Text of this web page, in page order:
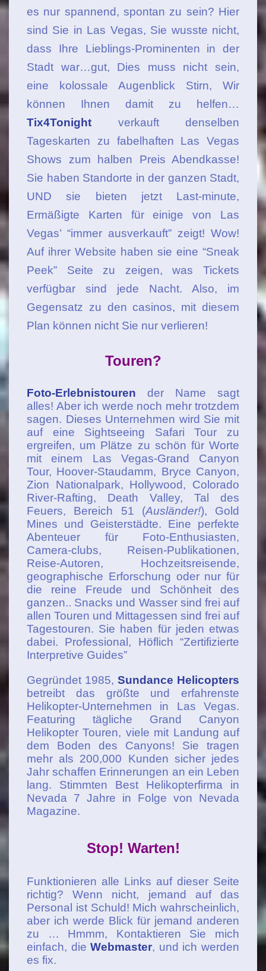
es nur spannend, spontan zu sein? Hier
sind Sie in Las Vegas, Sie wusste nicht,
dass Ihre Lieblings-Prominenten in der
Stadt war…gut, Dies muss nicht sein,
eine kolossale Augenblick Stirn, Wir
können Ihnen damit zu helfen…
Tix4Tonight verkauft denselben
Tageskarten zu fabelhaften Las Vegas
Shows zum halben Preis Abendkasse!
Sie haben Standorte in der ganzen Stadt,
UND sie bieten jetzt Last-minute,
Ermäßigte Karten für einige von Las
Vegas’ “immer ausverkauft” zeigt! Wow!
Auf ihrer Website haben sie eine “Sneak
Peek” Seite zu zeigen, was Tickets
verfügbar sind jede Nacht. Also, im
Gegensatz zu den casinos, mit diesem
Plan können nicht Sie nur verlieren!
Touren?
Foto-Erlebnistouren der Name sagt
alles! Aber ich werde noch mehr trotzdem
sagen. Dieses Unternehmen wird Sie mit
auf eine Sightseeing Safari Tour zu
ergreifen, um Plätze zu schön für Worte
mit einem Las Vegas-Grand Canyon
Tour, Hoover-Staudamm, Bryce Canyon,
Zion Nationalpark, Hollywood, Colorado
River-Rafting, Death Valley, Tal des
Feuers, Bereich 51 (Ausländer!), Gold
Mines und Geisterstädte. Eine perfekte
Abenteuer für Foto-Enthusiasten,
Camera-clubs, Reisen-Publikationen,
Reise-Autoren, Hochzeitsreisende,
geographische Erforschung oder nur für
die reine Freude und Schönheit des
ganzen.. Snacks und Wasser sind frei auf
allen Touren und Mittagessen sind frei auf
Tagestouren. Sie haben für jeden etwas
dabei. Professional, Höflich “Zertifizierte
Interpretive Guides”
Gegründet 1985, Sundance Helicopters
betreibt das größte und erfahrenste
Helikopter-Unternehmen in Las Vegas.
Featuring tägliche Grand Canyon
Helikopter Touren, viele mit Landung auf
dem Boden des Canyons! Sie tragen
mehr als 200,000 Kunden sicher jedes
Jahr schaffen Erinnerungen an ein Leben
lang. Stimmten Best Helikopterfirma in
Nevada 7 Jahre in Folge von Nevada
Magazine.
Stop! Warten!
Funktionieren alle Links auf dieser Seite
richtig? Wenn nicht, jemand auf das
Personal ist Schuld! Mich wahrscheinlich,
aber ich werde Blick für jemand anderen
zu … Hmmm, Kontaktieren Sie mich
einfach, dieWebmaster, und ich werden
es fix.